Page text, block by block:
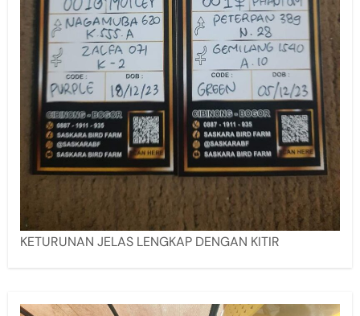
KETURUNAN JELAS LENGKAP DENGAN KITIR